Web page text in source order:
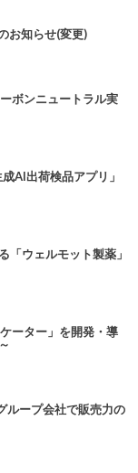
お知らせ(変更)
ボンニュートラル実
AI出荷検品アプリ」
「ウェルモット製薬」
ーター」を開発・導
ループ会社で販売力の